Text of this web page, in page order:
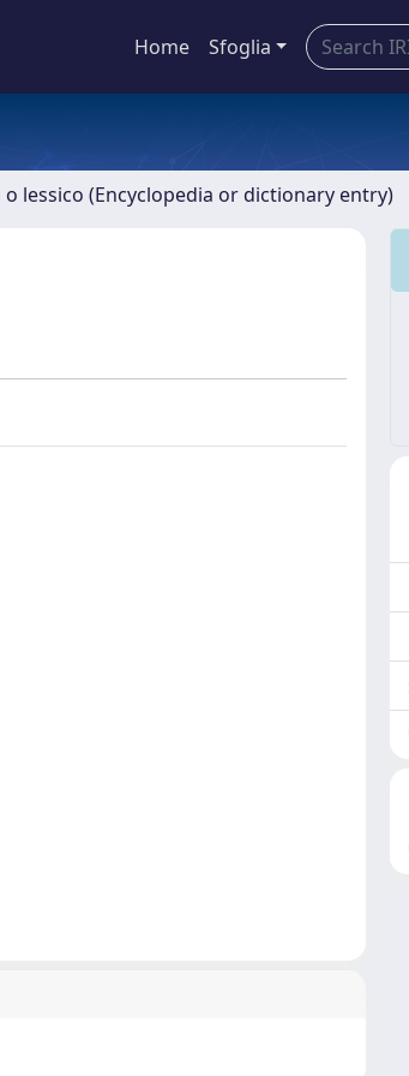
Home Sfoglia
o lessico (Encyclopedia or dictionary entry)